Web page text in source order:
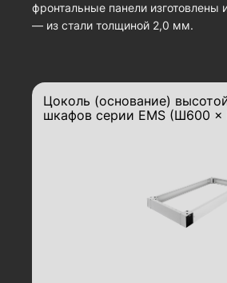
фронтальные панели
— из стали толщиной 2,0 мм.
Цоколь (основание)
шкафов серии EMS (Ш600 ×